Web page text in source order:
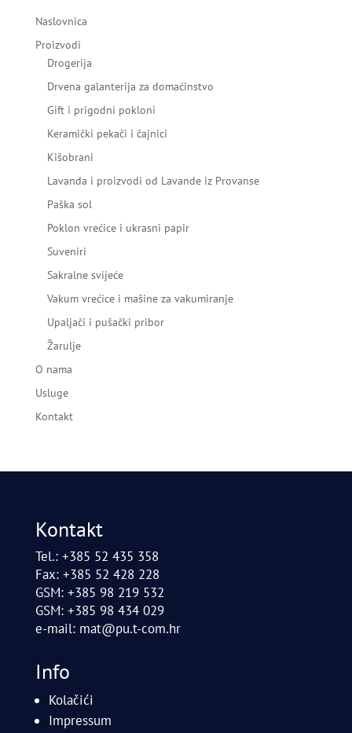
Naslovnica
Proizvodi
Drogerija
Drvena galanterija za domaćinstvo
Gift i prigodni pokloni
Keramički pekači i čajnici
Kišobrani
Lavanda i proizvodi od Lavande iz Provanse
Paška sol
Poklon vrećice i ukrasni papir
Suveniri
Sakralne svijeće
Vakum vrećice i mašine za vakumiranje
Upaljači i pušački pribor
Žarulje
O nama
Usluge
Kontakt
Kontakt
Tel.: +385 52 435 358
Fax: +385 52 428 228
GSM: +385 98 219 532
GSM: +385 98 434 029
e-mail: mat@pu.t-com.hr
Info
Kolačići
Impressum